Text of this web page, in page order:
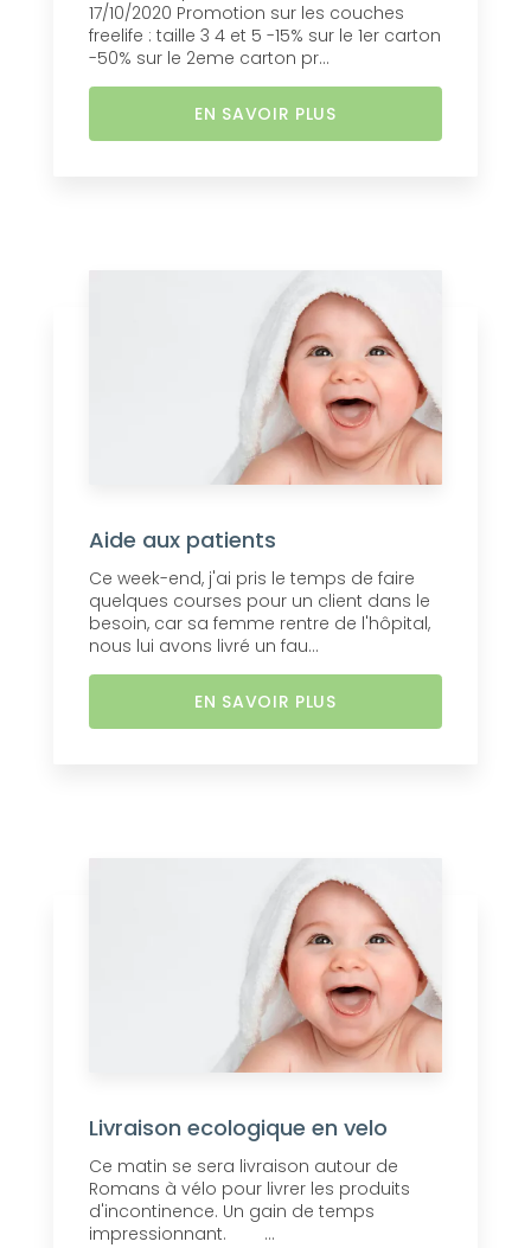
17/10/2020 Promotion sur les couches
freelife : taille 3 4 et 5 -15% sur le 1er carton
-50% sur le 2eme carton pr...
EN SAVOIR PLUS
Aide aux patients
Ce week-end, j'ai pris le temps de faire
quelques courses pour un client dans le
besoin, car sa femme rentre de l'hôpital,
nous lui avons livré un fau...
EN SAVOIR PLUS
Livraison ecologique en velo
Ce matin se sera livraison autour de
Romans à vélo pour livrer les produits
d'incontinence. Un gain de temps
impressionnant. ...